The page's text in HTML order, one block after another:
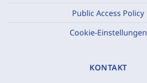
Public Access Policy
Cookie-Einstellungen
KONTAKT